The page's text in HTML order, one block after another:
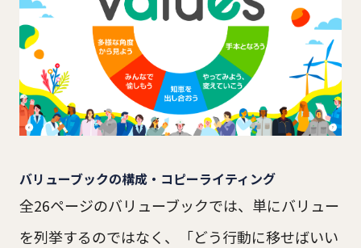
バリューブックの構成・コピーライティング
全26ページのバリューブックでは、単にバリュー
を列挙するのではなく、「どう行動に移せばいい